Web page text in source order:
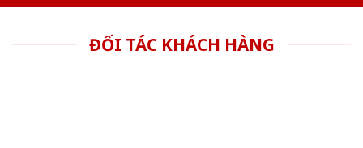
ĐỐI TÁC KHÁCH HÀNG